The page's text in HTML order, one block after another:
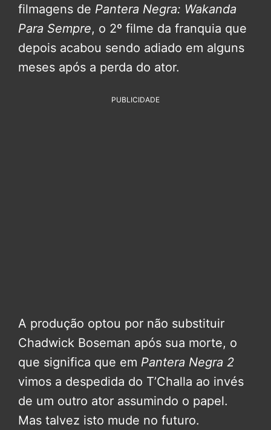
filmagens de Pantera Negra: Wakanda
Para Sempre, o 2º filme da franquia que
depois acabou sendo adiado em alguns
meses após a perda do ator.
PUBLICIDADE
A produção optou por não substituir
Chadwick Boseman após sua morte, o
que significa que em Pantera Negra 2
vimos a despedida do T’Challa ao invés
de um outro ator assumindo o papel.
Mas talvez isto mude no futuro.